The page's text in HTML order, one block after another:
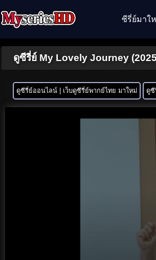
ซีรี่ย์มาใ
ดูซีรี่ย์ My Lovely Journey
ดูซีรี่ย์ออนไลน์ | เว็บดูซีรี่ย์พากย์ไทย มาใหม่ ดูซี